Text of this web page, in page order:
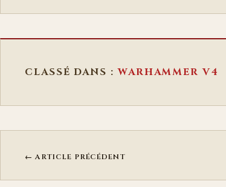
CLASSÉ DANS :WARHAMMER V4
← ARTICLE PRÉCÉDENT